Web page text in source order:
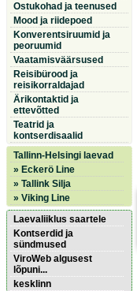
Ostukohad ja teenused
Mood ja riidepoed
Konverentsiruumid ja
peoruumid
Vaatamisväärsused
Reisibürood ja
reisikorraldajad
Ärikontaktid ja
ettevõtted
Teatrid ja
kontserdisaalid
Tallinn-Helsingi laevad
» Eckerö Line
» Tallink Silja
» Viking Line
Laevaliiklus saartele
Kontserdid ja
sündmused
ViroWeb algusest
lõpuni...
kesklinn